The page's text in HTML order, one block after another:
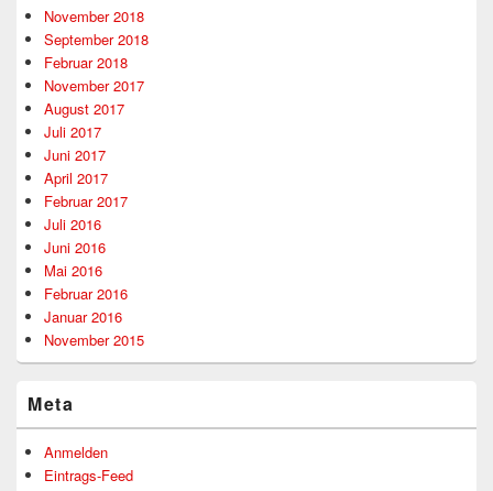
November 2018
September 2018
Februar 2018
November 2017
August 2017
Juli 2017
Juni 2017
April 2017
Februar 2017
Juli 2016
Juni 2016
Mai 2016
Februar 2016
Januar 2016
November 2015
Meta
Anmelden
Eintrags-Feed